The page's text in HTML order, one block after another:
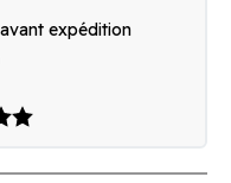
expédition